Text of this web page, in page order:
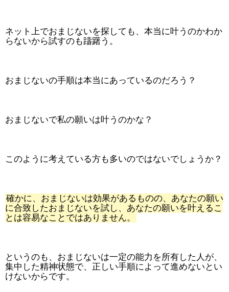
ネット上でおまじないを探しても、本当に叶うのかわか
らないから試すのも躊躇う。
おまじないの手順は本当にあっているのだろう？
おまじないで私の願いは叶うのかな？
このように考えている方も多いのではないでしょうか？
確かに、おまじないは効果があるものの、あなたの願い
に合致したおまじないを試し、あなたの願いを叶えるこ
とは容易なことではありません。
というのも、おまじないは一定の能力を所有した人が、
集中した精神状態で、正しい手順によって進めないとい
けないからです。